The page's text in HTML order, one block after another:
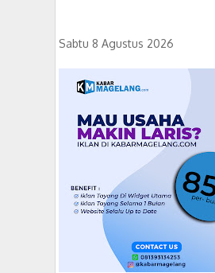
Sabtu 8 Agustus 2026